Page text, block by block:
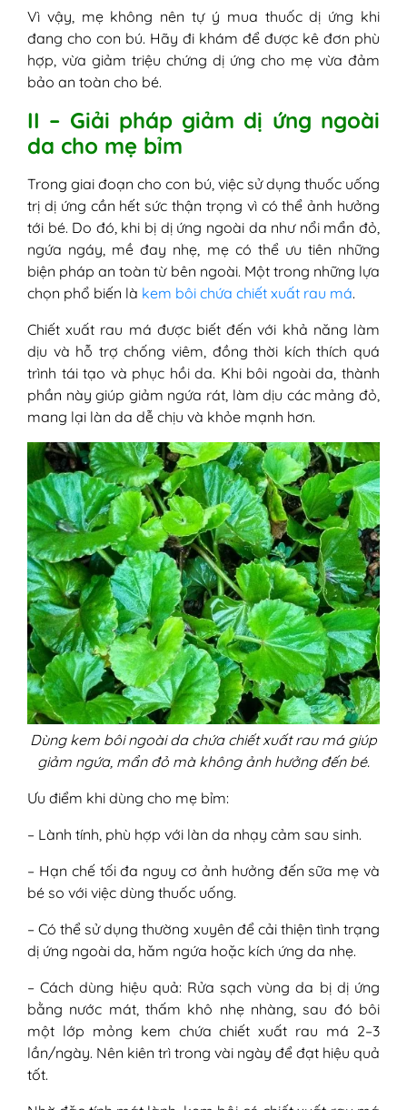
Vì vậy, mẹ không nên tự ý mua thuốc dị ứng khi
đang cho con bú. Hãy đi khám để được kê đơn phù
hợp, vừa giảm triệu chứng dị ứng cho mẹ vừa đảm
bảo an toàn cho bé.
II – Giải pháp giảm dị ứng ngoài
da cho mẹ bỉm
Trong giai đoạn cho con bú, việc sử dụng thuốc uống
trị dị ứng cần hết sức thận trọng vì có thể ảnh hưởng
tới bé. Do đó, khi bị dị ứng ngoài da như nổi mẩn đỏ,
ngứa ngáy, mề đay nhẹ, mẹ có thể ưu tiên những
biện pháp an toàn từ bên ngoài. Một trong những lựa
chọn phổ biến là kem bôi chứa chiết xuất rau má.
Chiết xuất rau má được biết đến với khả năng làm
dịu và hỗ trợ chống viêm, đồng thời kích thích quá
trình tái tạo và phục hồi da. Khi bôi ngoài da, thành
phần này giúp giảm ngứa rát, làm dịu các mảng đỏ,
mang lại làn da dễ chịu và khỏe mạnh hơn.
Dùng kem bôi ngoài da chứa chiết xuất rau má giúp
giảm ngứa, mẩn đỏ mà không ảnh hưởng đến bé.
Ưu điểm khi dùng cho mẹ bỉm:
– Lành tính, phù hợp với làn da nhạy cảm sau sinh.
– Hạn chế tối đa nguy cơ ảnh hưởng đến sữa mẹ và
bé so với việc dùng thuốc uống.
– Có thể sử dụng thường xuyên để cải thiện tình trạng
dị ứng ngoài da, hăm ngứa hoặc kích ứng da nhẹ.
– Cách dùng hiệu quả: Rửa sạch vùng da bị dị ứng
bằng nước mát, thấm khô nhẹ nhàng, sau đó bôi
một lớp mỏng kem chứa chiết xuất rau má 2–3
lần/ngày. Nên kiên trì trong vài ngày để đạt hiệu quả
tốt.